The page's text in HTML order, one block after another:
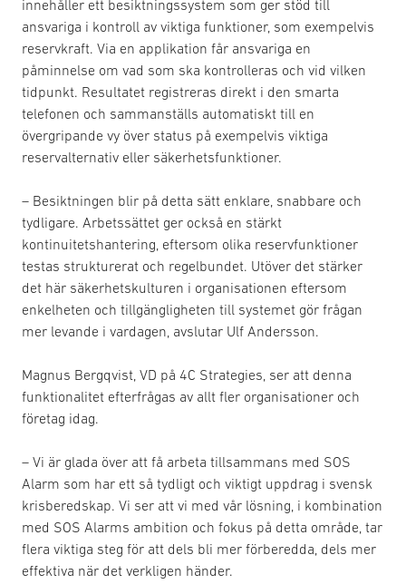
innehåller ett besiktningssystem som ger stöd till
ansvariga i kontroll av viktiga funktioner, som exempelvis
reservkraft. Via en applikation får ansvariga en
påminnelse om vad som ska kontrolleras och vid vilken
tidpunkt. Resultatet registreras direkt i den smarta
telefonen och sammanställs automatiskt till en
övergripande vy över status på exempelvis viktiga
reservalternativ eller säkerhetsfunktioner.
– Besiktningen blir på detta sätt enklare, snabbare och
tydligare. Arbetssättet ger också en stärkt
kontinuitetshantering, eftersom olika reservfunktioner
testas strukturerat och regelbundet. Utöver det stärker
det här säkerhetskulturen i organisationen eftersom
enkelheten och tillgängligheten till systemet gör frågan
mer levande i vardagen, avslutar Ulf Andersson.
Magnus Bergqvist, VD på 4C Strategies, ser att denna
funktionalitet efterfrågas av allt fler organisationer och
företag idag.
– Vi är glada över att få arbeta tillsammans med SOS
Alarm som har ett så tydligt och viktigt uppdrag i svensk
krisberedskap. Vi ser att vi med vår lösning, i kombination
med SOS Alarms ambition och fokus på detta område, tar
flera viktiga steg för att dels bli mer förberedda, dels mer
effektiva när det verkligen händer.